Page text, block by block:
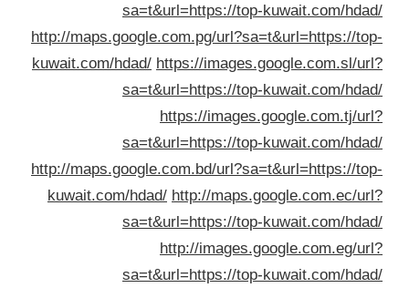
sa=t&url=https://top-kuwait.com/
http://maps.google.com.pg/url?sa=t&url=https://
kuwait.com/hdad/ https://images.google.com.sl/
sa=t&url=https://top-kuwait.com/
https://images.google.com.tj/
sa=t&url=https://top-kuwait.com/
http://maps.google.com.bd/url?sa=t&url=https://
kuwait.com/hdad/ http://maps.google.com.ec/
sa=t&url=https://top-kuwait.com/
http://images.google.com.eg/
sa=t&url=https://top-kuwait.com/